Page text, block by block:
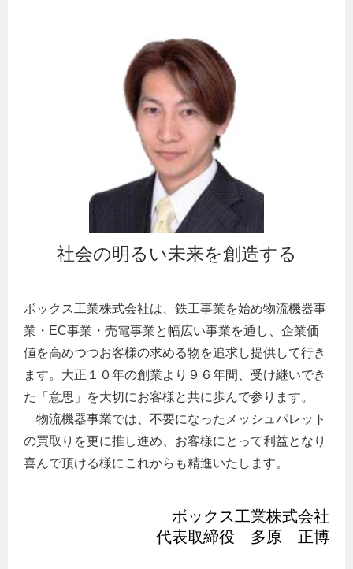
社会の明るい未来を創造する
ボックス工業株式会社は、鉄工事業を始め物流機器事
業・EC事業・売電事業と幅広い事業を通し、企業価
値を高めつつお客様の求める物を追求し提供して行き
ます。大正１０年の創業より９６年間、受け継いでき
た「意思」を大切にお客様と共に歩んで参ります。
物流機器事業では、不要になったメッシュパレット
の買取りを更に推し進め、お客様にとって利益となり
喜んで頂ける様にこれからも精進いたします。
ボックス工業株式会社
代表取締役　多原　正博